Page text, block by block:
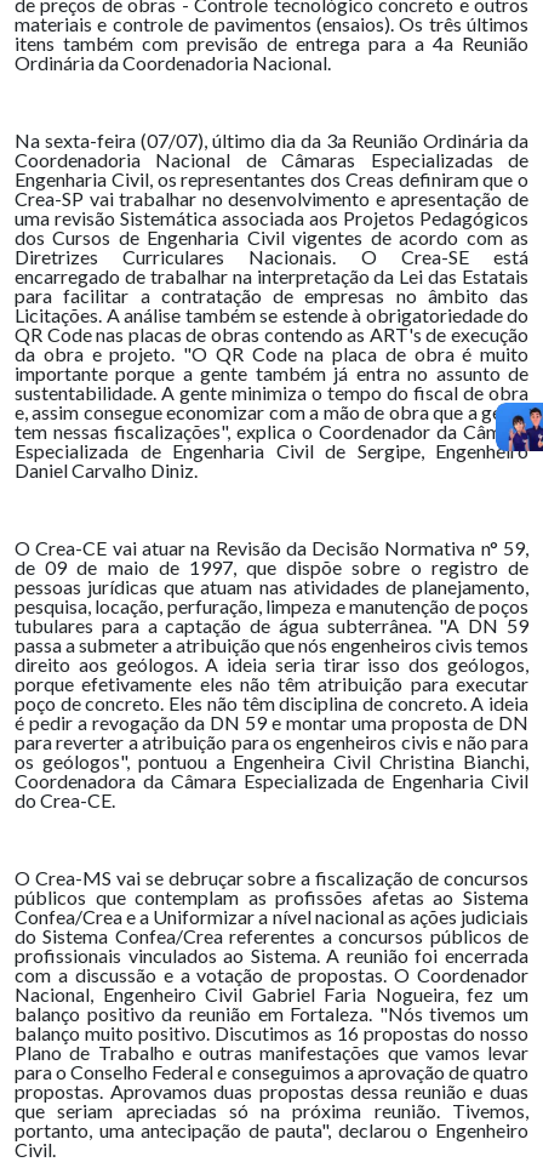
materiais e controle de pavimentos (ensaios). Os três últimos
itens também com previsão de entrega para a 4a Reunião
Ordinária da Coordenadoria Nacional.
Na sexta-feira (07/07), último dia da 3a Reunião Ordinária da
Coordenadoria Nacional de Câmaras Especializadas de
Engenharia Civil, os representantes dos Creas definiram que o
Crea-SP vai trabalhar no desenvolvimento e apresentação de
uma revisão Sistemática associada aos Projetos Pedagógicos
dos Cursos de Engenharia Civil vigentes de acordo com as
Diretrizes Curriculares Nacionais. O Crea-SE está
encarregado de trabalhar na interpretação da Lei das Estatais
para facilitar a contratação de empresas no âmbito das
Licitações. A análise também se estende à obrigatoriedade do
QR Code nas placas de obras contendo as ART's de execução
da obra e projeto. "O QR Code na placa de obra é muito
importante porque a gente também já entra no assunto de
sustentabilidade. A gente minimiza o tempo do fiscal de obra
e, assim consegue economizar com a mão de obra que a gente
tem nessas fiscalizações", explica o Coordenador da Câmara
Especializada de Engenharia Civil de Sergipe, Engenheiro
Daniel Carvalho Diniz.
O Crea-CE vai atuar na Revisão da Decisão Normativa n° 59,
de 09 de maio de 1997, que dispõe sobre o registro de
pessoas jurídicas que atuam nas atividades de planejamento,
pesquisa, locação, perfuração, limpeza e manutenção de poços
tubulares para a captação de água subterrânea. "A DN 59
passa a submeter a atribuição que nós engenheiros civis temos
direito aos geólogos. A ideia seria tirar isso dos geólogos,
porque efetivamente eles não têm atribuição para executar
poço de concreto. Eles não têm disciplina de concreto. A ideia
é pedir a revogação da DN 59 e montar uma proposta de DN
para reverter a atribuição para os engenheiros civis e não para
os geólogos", pontuou a Engenheira Civil Christina Bianchi,
Coordenadora da Câmara Especializada de Engenharia Civil
do Crea-CE.
O Crea-MS vai se debruçar sobre a fiscalização de concursos
públicos que contemplam as profissões afetas ao Sistema
Confea/Crea e a Uniformizar a nível nacional as ações judiciais
do Sistema Confea/Crea referentes a concursos públicos de
profissionais vinculados ao Sistema. A reunião foi encerrada
com a discussão e a votação de propostas. O Coordenador
Nacional, Engenheiro Civil Gabriel Faria Nogueira, fez um
balanço positivo da reunião em Fortaleza. "Nós tivemos um
balanço muito positivo. Discutimos as 16 propostas do nosso
Plano de Trabalho e outras manifestações que vamos levar
para o Conselho Federal e conseguimos a aprovação de quatro
propostas. Aprovamos duas propostas dessa reunião e duas
que seriam apreciadas só na próxima reunião. Tivemos,
portanto, uma antecipação de pauta", declarou o Engenheiro
Civil.